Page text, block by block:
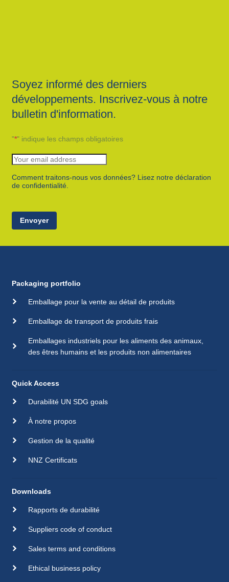
Soyez informé des derniers
développements. Inscrivez-vous à notre
bulletin d'information.
"*" indique les champs obligatoires
Comment traitons-nous vos données? Lisez notre déclaration
de confidentialité.
Envoyer
Packaging portfolio
Emballage pour la vente au détail de produits
Emballage de transport de produits frais
Emballages industriels pour les aliments des animaux,
des êtres humains et les produits non alimentaires
Quick Access
Durabilité UN SDG goals
À notre propos
Gestion de la qualité
NNZ Certificats
Downloads
Rapports de durabilité
Suppliers code of conduct
Sales terms and conditions
Ethical business policy